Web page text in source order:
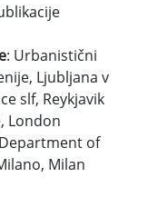
: Urbanistični
Ljubljana v
slf, Reykjavik
London
of
Milan